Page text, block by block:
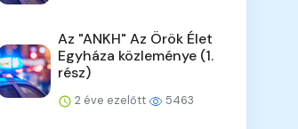
Az "ANKH" Az Örök Élet
Egyháza közleménye (1.
rész)
2 éve ezelőtt 5463